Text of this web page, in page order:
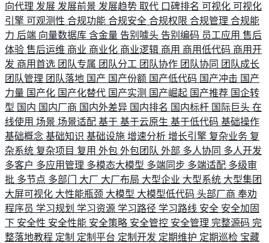
向代理 发展 发展前景 发展趋势 取代 口碑排名 可视化 可视化
引擎 可观测性 合规功能 合规安全 合规权限 合规管理 合规能
力 后端 向量数据库 含金量 告别噱头 告别编码 员工应用 售后
体验 售后运维 商业 商业化 商业逻辑 商用 商用低代码 商用开
发 商用首选 团队专属 团队分工 团队协作 团队协同 团队成长
团队管理 团队落地 国产 国产份额 国产低代码 国产冲击 国产
力量 国产化 国产化替代 国产实测 国产崛起 国产推荐 国企转
型 国内 国内厂商 国内外差异 国内排名 国内标杆 国际巨头 在
线使用 场景 场景适配 基于 基于云原生 基于低代码 基础操作
基础概念 基础知识 基础设施 增速分析 增长引擎 复杂业务 复
杂系统 复杂项目 复用 外包 外包团队 外部 多人协同 多人开发
多客户 多应用管理 多模态大模型 多端同步 多端适配 多级审
批 多节点 多部门 大厂 大厂布局 大型企业 大型系统 大型集团
大屏可视化 大性能瓶颈 大模型 大模型低代码 头部厂商 奉劝
程序员 学习规划 学习资源 学习路径 学习路线 安全 安全加固
下 安全性 安全性能 安全策略 安全管控 安全管理 完整源码 完
整落地教程 定制 定制平台 定制开发 定期维护 定期巡检 宝藏